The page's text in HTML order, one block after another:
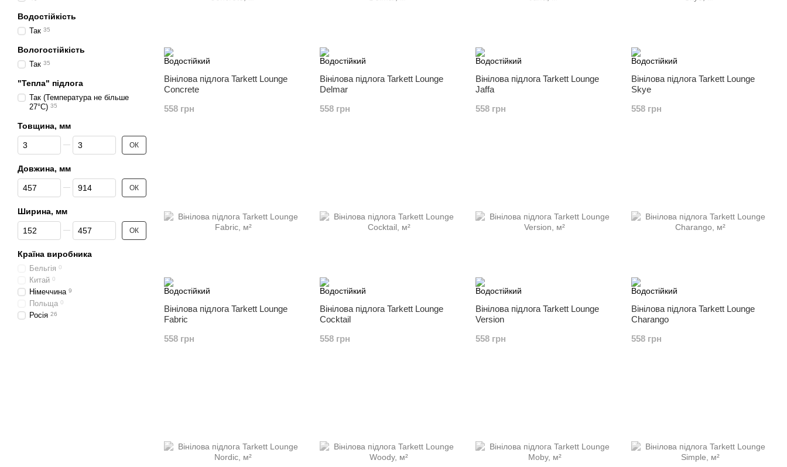
Вінілова підлога Tarkett Lounge
Concrete
558 грн
Вінілова підлога Tarkett Lounge
Delmar
558 грн
Вінілова підлога Tarkett Lounge
Jaffa
558 грн
Вінілова підлога Tarkett Lounge
Skye
558 грн
Вінілова підлога Tarkett Lounge
Fabric
558 грн
Вінілова підлога Tarkett Lounge
Cocktail
558 грн
Вінілова підлога Tarkett Lounge
Version
558 грн
Вінілова підлога Tarkett Lounge
Charango
558 грн
Водостійкість
Так 35
Вологостійкість
Так 35
"Тепла" підлога
Так (Температура не більше
27°C) 35
Товщина, мм
Від Товщина, мм
До Товщина, мм ОК
Довжина, мм
Від Довжина, мм
До Довжина, мм ОК
Ширина, мм
Від Ширина, мм
До Ширина, мм ОК
Країна виробника
Бельгія 0
Китай 0
Німеччина 9
Польща 0
Росія 26